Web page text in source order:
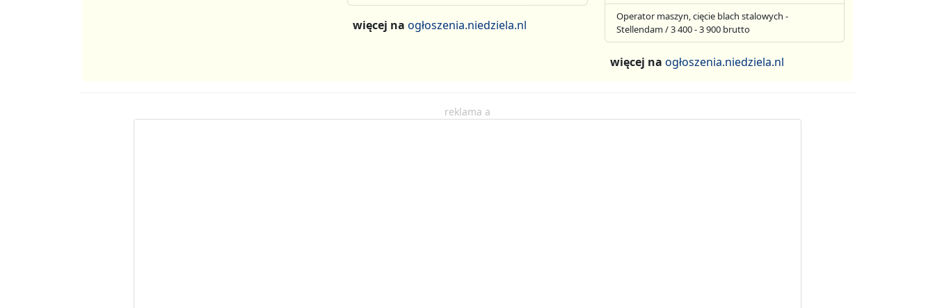
więcej naogłoszenia.niedziela.nl
Operator maszyn, cięcie blach stalowych -
Stellendam / 3 400 - 3 900 brutto
więcej na ogłoszenia.niedziela.nl
reklama a